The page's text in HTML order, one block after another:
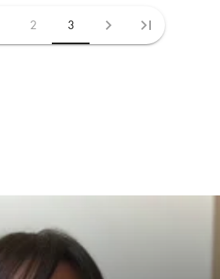
2 3 chevron_right last_page